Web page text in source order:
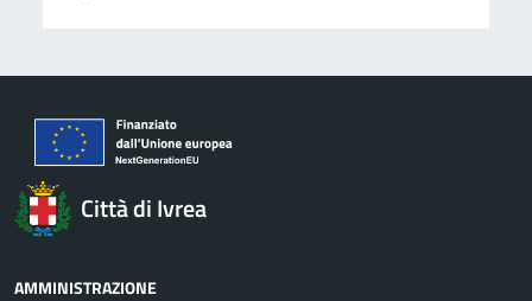
Città di Ivrea
AMMINISTRAZIONE